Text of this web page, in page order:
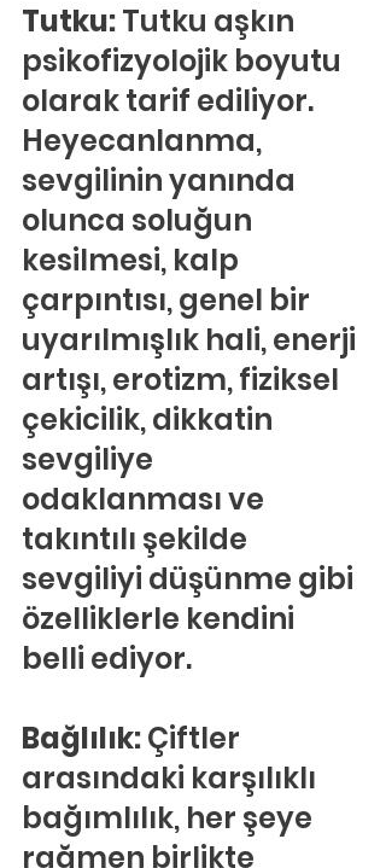
Tutku: Tutku aşkın
psikofizyolojik boyutu
olarak tarif ediliyor.
Heyecanlanma,
sevgilinin yanında
olunca soluğun
kesilmesi, kalp
çarpıntısı, genel bir
uyarılmışlık hali, enerji
artışı, erotizm, fiziksel
çekicilik, dikkatin
sevgiliye
odaklanması ve
takıntılı şekilde
sevgiliyi düşünme gibi
özelliklerle kendini
belli ediyor.
Bağlılık: Çiftler
arasındaki karşılıklı
bağımlılık, her şeye
rağmen birlikte